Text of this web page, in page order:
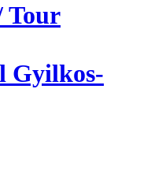
Tour
Gyilkos-